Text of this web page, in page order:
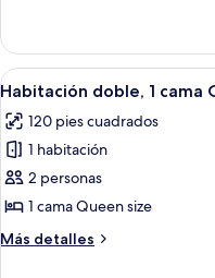
matrimonial
doble,
cama
Abrir
todas
las
fotos
de
Habitación
doble,
1
3
Habitación doble, 1 cama
120 pies cuadrados
1 habitación
2 personas
1 cama Queen size
Más detalles
Más